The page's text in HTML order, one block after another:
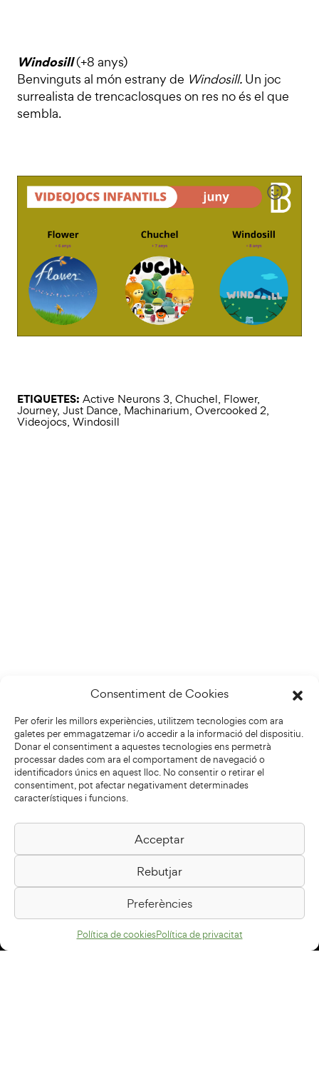
Consentiment de Cookies
Per oferir les millors experiències, utilitzem tecnologies com ara
galetes per emmagatzemar i/o accedir a la informació del dispositiu.
Donar el consentiment a aquestes tecnologies ens permetrà
processar dades com ara el comportament de navegació o
identificadors únics en aquest lloc. No consentir o retirar el
consentiment, pot afectar negativament determinades
característiques i funcions.
Acceptar
Rebutjar
Preferències
Política de cookiesPolítica de privacitat
Windosill(+8 anys)
Benvinguts al món estrany de Windosill. Un joc
surrealista de trencaclosques on res no és el que
sembla.
ETIQUETES: Active Neurons 3, Chuchel, Flower,
Journey, Just Dance, Machinarium, Overcooked 2,
Videojocs, Windosill
Biblioteca Pilarin Bayés
Passeig de la Generalitat, 1
08500 Vic